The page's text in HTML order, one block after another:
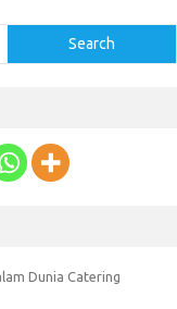
Search
Dunia Catering